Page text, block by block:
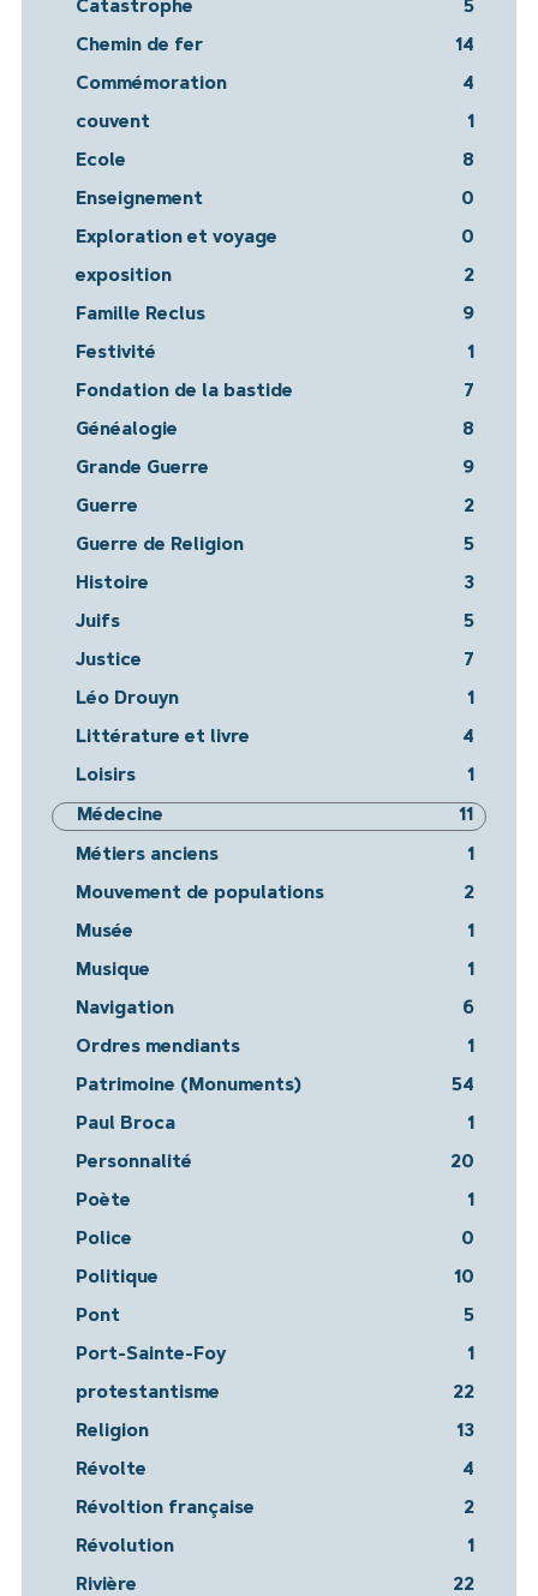
Catastrophe 5
Chemin de fer 14
Commémoration 4
couvent 1
Ecole 8
Enseignement 0
Exploration et voyage 0
exposition 2
Famille Reclus 9
Festivité 1
Fondation de la bastide 7
Généalogie 8
Grande Guerre 9
Guerre 2
Guerre de Religion 5
Histoire 3
Juifs 5
Justice 7
Léo Drouyn 1
Littérature et livre 4
Loisirs 1
Médecine 11
Métiers anciens 1
Mouvement de populations 2
Musée 1
Musique 1
Navigation 6
Ordres mendiants 1
Patrimoine (Monuments) 54
Paul Broca 1
Personnalité 20
Poète 1
Police 0
Politique 10
Pont 5
Port-Sainte-Foy 1
protestantisme 22
Religion 13
Révolte 4
Révoltion française 2
Révolution 1
Rivière 22